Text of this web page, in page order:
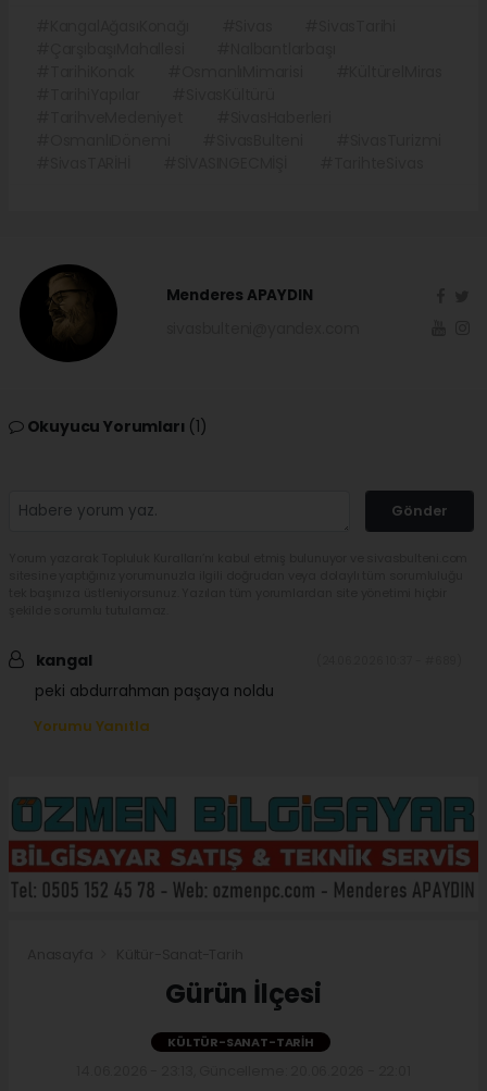
Menderes APAYDIN
Okuyucu Yorumları (1)
Gönder
kangal
peki abdurrahman paşaya noldu
Yorumu Yanıtla
Gürün İlçesi
KÜLTÜR-SANAT-TARIH